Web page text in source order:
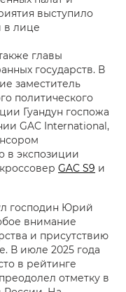
выступило
в лице
главы
государств. В
заместитель
политического
Гуандун госпожа
GAC International,
в экспозиции
GAC S9 и
господин Юрий
внимание
и присутствию
В июле 2025 года
в рейтинге
отметку в